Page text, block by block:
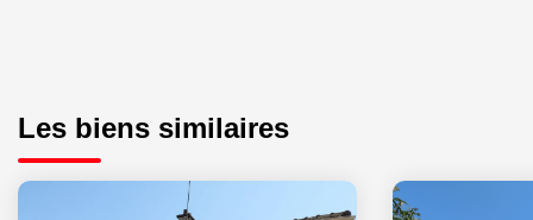
Les biens similaires